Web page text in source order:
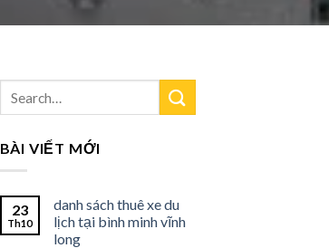
BÀI VIẾT MỚI
23
Th10
danh sách thuê xe du
lịch tại bình minh vĩnh
long